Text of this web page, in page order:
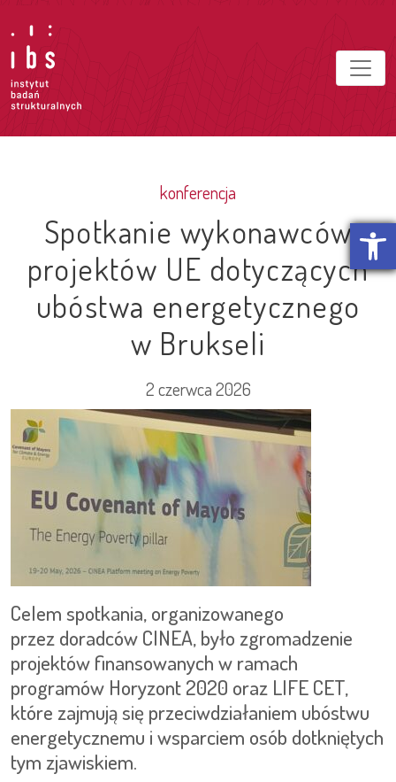
Otwórz
konferencja
Spotkanie wykonawców
projektów UE dotyczących
ubóstwa energetycznego
w Brukseli
2 czerwca 2026
Celem spotkania, organizowanego
przez doradców CINEA, było zgromadzenie
projektów finansowanych w ramach
programów Horyzont 2020 oraz LIFE CET,
które zajmują się przeciwdziałaniem ubóstwu
energetycznemu i wsparciem osób dotkniętych
tym zjawiskiem.